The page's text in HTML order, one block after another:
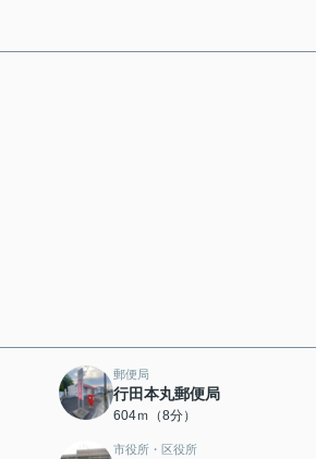
郵便局
行田本丸郵便局
604ｍ（8分）
市役所・区役所